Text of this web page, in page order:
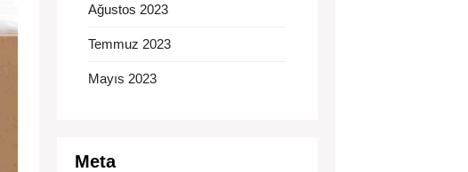
Ağustos 2023
Temmuz 2023
Mayıs 2023
Meta